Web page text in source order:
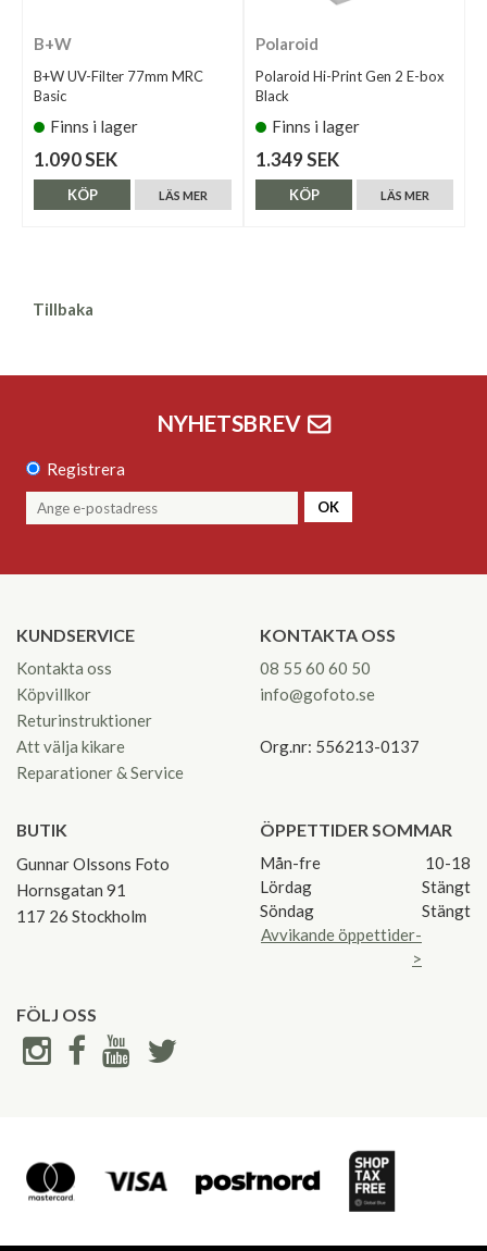
B+W
B+W UV-Filter 77mm MRC
Basic
Finns i lager
1.090 SEK
LÄS MER
KÖP
Polaroid
Polaroid Hi-Print Gen 2 E-box
Black
Finns i lager
1.349 SEK
LÄS MER
KÖP
Tillbaka
NYHETSBREV
Registrera
OK
KUNDSERVICE
Kontakta oss
Köpvillkor
Returinstruktioner
Att välja kikare
Reparationer & Service
KONTAKTA OSS
08 55 60 60 50
info@gofoto.se
Org.nr: 556213-0137
BUTIK
Gunnar Olssons Foto
Hornsgatan 91
117 26 Stockholm
ÖPPETTIDER SOMMAR
Mån-fre
10-18
Lördag
Stängt
Söndag
Stängt
Avvikande öppettider-
>
FÖLJ OSS